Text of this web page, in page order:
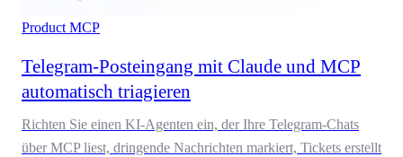
Product MCP
Telegram-Posteingang mit Claude und MCP
automatisch triagieren
Richten Sie einen KI-Agenten ein, der Ihre Telegram-Chats
über MCP liest, dringende Nachrichten markiert, Tickets erstellt